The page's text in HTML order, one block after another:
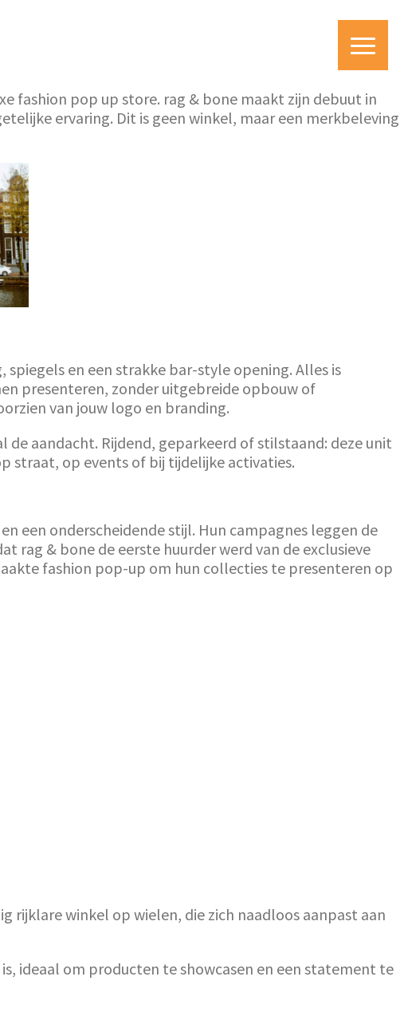
fashion pop up store. rag & bone maakt zijn debuut in
ervaring. Dit is geen winkel, maar een merkbeleving
en een strakke bar-style opening. Alles is
presenteren, zonder uitgebreide opbouw of
van jouw logo en branding.
aandacht. Rijdend, geparkeerd of stilstaand: deze unit
straat, op events of bij tijdelijke activaties.
een onderscheidende stijl. Hun campagnes leggen de
rag & bone de eerste huurder werd van de exclusieve
fashion pop-up om hun collecties te presenteren op
rijklare winkel op wielen, die zich naadloos aanpast aan
ideaal om producten te showcasen en een statement te